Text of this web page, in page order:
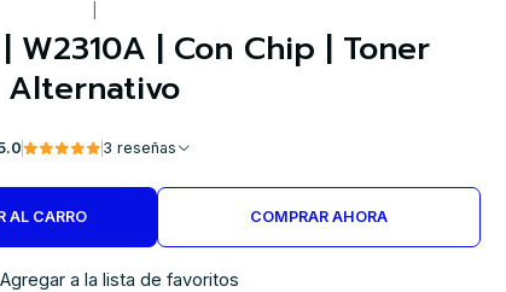
W2310A | Con Chip | Toner
Alternativo
3 reseñas
AL CARRO COMPRAR AHORA
Agregar a la lista de favoritos